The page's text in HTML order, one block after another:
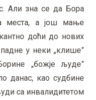
Али зна се да Бора
места, а још мање
доћи до нових
у неки „клише”
„божје људе”
данас, као судбине
са инвалидитетом